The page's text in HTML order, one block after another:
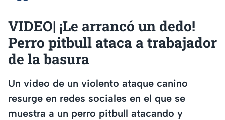
VIDEO| ¡Le arrancó un dedo!
Perro pitbull ataca a trabajador
de la basura
Un video de un violento ataque canino
resurge en redes sociales en el que se
muestra a un perro pitbull atacando y